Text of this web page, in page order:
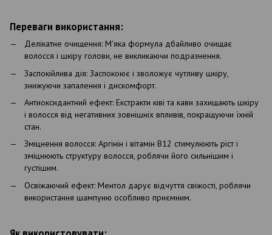
Переваги використання:
Делікатне очищення: М'яка формула дбайливо очищає
волосся і шкіру голови, не викликаючи подразнення.
Заспокійлива дія: Заспокоює і зволожує чутливу шкіру,
знижуючи запалення і дискомфорт.
Антиоксидантний ефект: Екстракти ківі та кави захищають шкіру
і волосся від негативних зовнішніх впливів, покращуючи їхній
стан.
Зміцнення волосся: Аргінін і вітамін B12 стимулюють ріст і
зміцнюють структуру волосся, роблячи його сильнішим і
густішим.
Освіжаючий ефект: Ментол дарує відчуття свіжості, роблячи
використання шампуню особливо приємним.